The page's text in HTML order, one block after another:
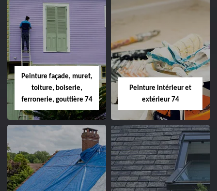
Peinture façade, muret,
toiture, boiserie,
ferronerie, gouttière 74
Peinture intérieur et
extérieur 74